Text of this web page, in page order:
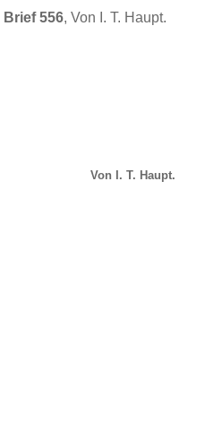
Brief 556, Von I. T. Haupt.
Von I. T. Haupt.